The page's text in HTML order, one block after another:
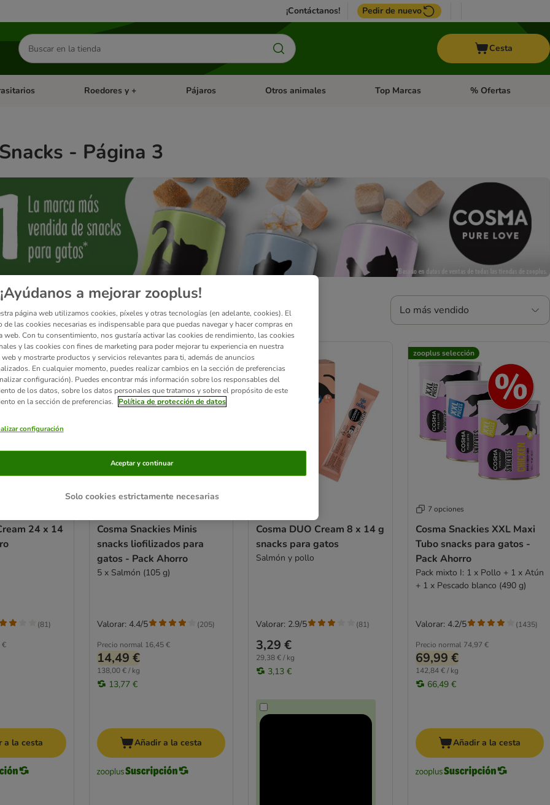
¡Contáctanos! Pedir de nuevo
Buscar
productos
Cesta
abierto: Dieta Vet.Menú de categoria abierto: Antiparasitarios
Roedores y + Menú de categoria abierto: Roedores y +
Pájaros Menú de categoria abierto: Pájaros
Otros animales Menú de categoria abierto: Otros animales
Top Marcas Menú de categoria
% Ofertas
- Página 3
Lo más vendido
been changed
24 x 14
€
(81)
a la cesta
Cosma Snackies Minis
snacks liofilizados para
gatos - Pack Ahorro
5 x Salmón (105 g)
Precio normal 16,45 €
14,49 €
138,00 € / kg
13,77 €
Valorar: 4.4/5 (205)
Añadir a la cesta
Cosma DUO Cream 8 x 14 g
snacks para gatos
Salmón y pollo
3,29 €
29,38 € / kg
3,13 €
Valorar: 2.9/5 (81)
zooplus selección
7 opciones
Cosma Snackies XXL Maxi
Tubo snacks para gatos -
Pack Ahorro
Pack mixto I: 1 x Pollo + 1 x Atún
+ 1 x Pescado blanco (490 g)
Precio normal 74,97 €
69,99 €
142,84 € / kg
66,49 €
Valorar: 4.2/5 (1435)
Añadir a la cesta
¡Ayúdanos a mejorar zooplus!
página web utilizamos cookies, píxeles y otras tecnologías (en adelante, cookies). El
de las cookies necesarias es indispensable para que puedas navegar y hacer compras en
web. Con tu consentimiento, nos gustaría activar las cookies de rendimiento, las cookies
y las cookies con fines de marketing para poder mejorar tu experiencia en nuestra
web y mostrarte productos y servicios relevantes para ti, además de anuncios
En cualquier momento, puedes realizar cambios en la sección de preferencias
configuración). Puedes encontrar más información sobre los responsables del
de los datos, sobre los datos personales que tratamos y sobre el propósito de este
en la sección de preferencias.
Política de protección de datos
configuración
Solo cookies estrictamente necesarias
Aceptar y continuar